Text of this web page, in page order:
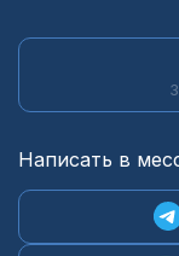
Написать в